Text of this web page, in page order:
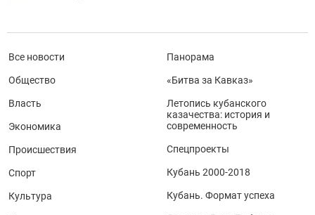
Все новости
Общество
Власть
Экономика
Происшествия
Спорт
Культура
Панорама
«Битва за Кавказ»
Летопись кубанского
казачества: история и
современность
Спецпроекты
Кубань 2000-2018
Кубань. Формат успеха